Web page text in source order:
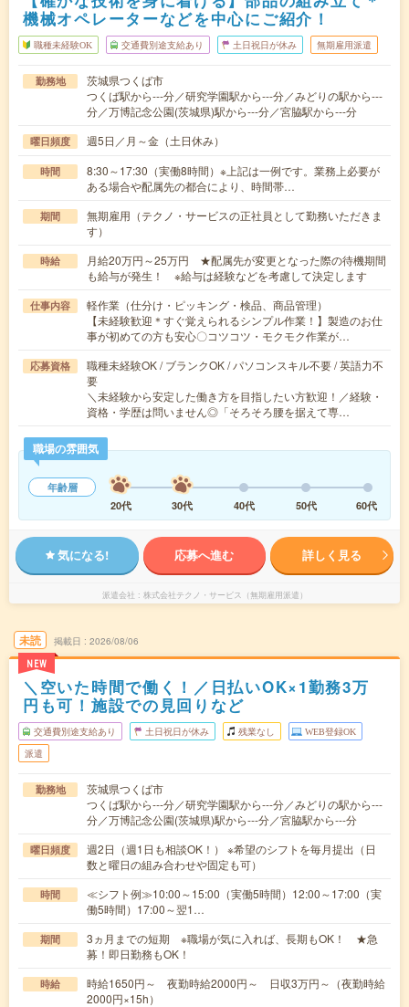
機械オペレーターなどを中心にご紹介！
職種未経験OK 交通費別途支給あり 土日祝日が休み 無期雇用派遣
勤務地
茨城県つくば市
つくば駅から---分／研究学園駅から---分／みどりの駅から---
分／万博記念公園(茨城県)駅から---分／宮脇駅から---分
曜日頻度 週5日／月～金（土日休み）
時間
8:30～17:30（実働8時間）※上記は一例です。業務上必要が
ある場合や配属先の都合により、時間帯…
期間
無期雇用（テクノ・サービスの正社員として勤務いただきま
す）
時給
月給20万円～25万円 ★配属先が変更となった際の待機期間
も給与が発生！ ※給与は経験などを考慮して決定します
仕事内容
軽作業（仕分け・ピッキング・検品、商品管理）
【未経験歓迎＊すぐ覚えられるシンプル作業！】製造のお仕
事が初めての方も安心〇コツコツ・モクモク作業が…
応募資格
職種未経験OK / ブランクOK / パソコンスキル不要 / 英語力不
要
＼未経験から安定した働き方を目指したい方歓迎！／経験・
資格・学歴は問いません◎「そろそろ腰を据えて専…
職場の雰囲気
年齢層
20代
30代 40代 50代 60代
気になる! 応募へ進む 詳しく見る
派遣会社 株式会社テクノ・サービス（無期雇用派遣）
未読
NEW
掲載日 2026/08/06
＼空いた時間で働く！／日払いOK×1勤務3万
円も可！施設での見回りなど
交通費別途支給あり 土日祝日が休み 残業なし WEB登録OK
派遣
勤務地
茨城県つくば市
つくば駅から---分／研究学園駅から---分／みどりの駅から---
分／万博記念公園(茨城県)駅から---分／宮脇駅から---分
曜日頻度
週2日（週1日も相談OK！） ※希望のシフトを毎月提出（日
数と曜日の組み合わせや固定も可）
時間
≪シフト例≫10:00～15:00（実働5時間）12:00～17:00（実
働5時間）17:00～翌1…
期間
3ヵ月までの短期 ※職場が気に入れば、長期もOK！ ★急
募！即日勤務もOK！
時給
時給1650円～ 夜勤時給2000円～ 日収3万円～（夜勤時給
2000円×15h）